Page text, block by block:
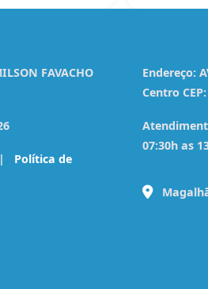
FAVACHO
|
Política de
Endereço:
Centro
07:30h as